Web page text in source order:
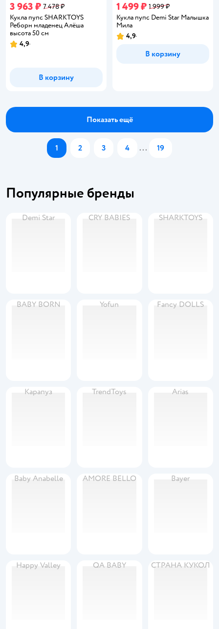
3 963 ₽ 7 478 ₽
Кукла пупс SHARKTOYS
Реборн младенец Алёша
высота 50 см
Рейтинг:
4,9
В корзину
1 499 ₽ 1 999 ₽
Кукла пупс Demi Star Малышка
Мила
Рейтинг:
4,9
В корзину
Показать ещё
1 2 3 4 ... 19
Популярные бренды
Demi Star CRY BABIES SHARKTOYS
BABY BORN Yofun Fancy DOLLS
Карапуз TrendToys Arias
Baby Anabelle AMORE BELLO Bayer
Happy Valley QA BABY СТРАНА КУКОЛ